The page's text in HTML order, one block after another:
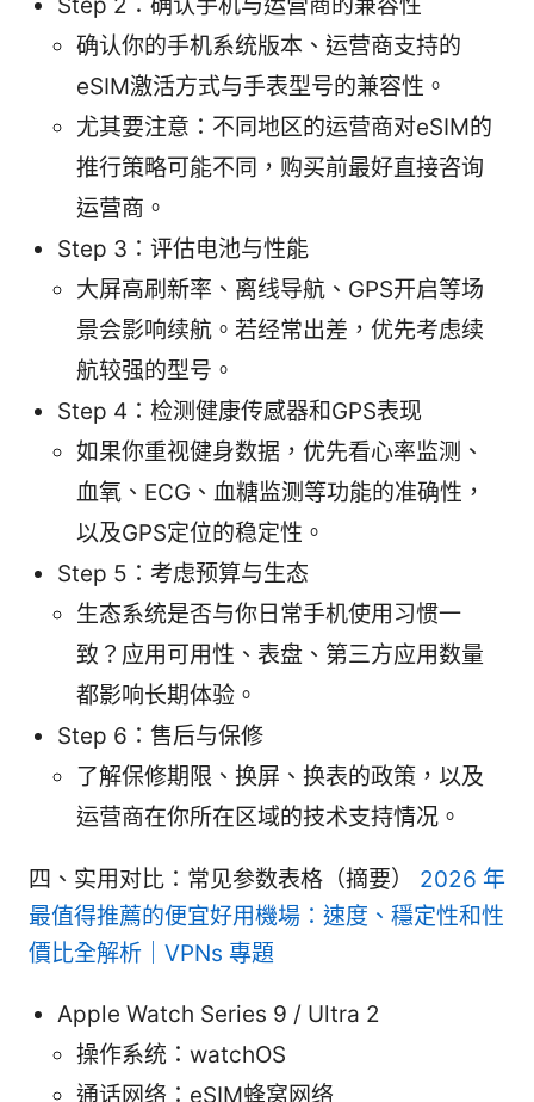
Step 2：确认手机与运营商的兼容性
确认你的手机系统版本、运营商支持的
eSIM激活方式与手表型号的兼容性。
尤其要注意：不同地区的运营商对eSIM的
推行策略可能不同，购买前最好直接咨询
运营商。
Step 3：评估电池与性能
大屏高刷新率、离线导航、GPS开启等场
景会影响续航。若经常出差，优先考虑续
航较强的型号。
Step 4：检测健康传感器和GPS表现
如果你重视健身数据，优先看心率监测、
血氧、ECG、血糖监测等功能的准确性，
以及GPS定位的稳定性。
Step 5：考虑预算与生态
生态系统是否与你日常手机使用习惯一
致？应用可用性、表盘、第三方应用数量
都影响长期体验。
Step 6：售后与保修
了解保修期限、换屏、换表的政策，以及
运营商在你所在区域的技术支持情况。
四、实用对比：常见参数表格（摘要） 2026 年
最值得推薦的便宜好用機場：速度、穩定性和性
價比全解析｜VPNs 專題
Apple Watch Series 9 / Ultra 2
操作系统：watchOS
通话网络：eSIM蜂窝网络